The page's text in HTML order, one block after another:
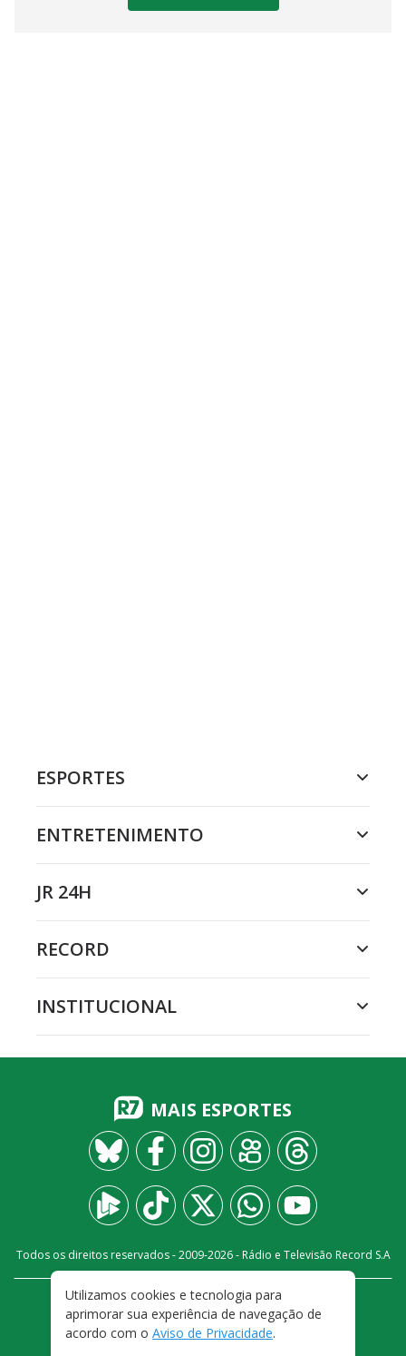
ESPORTES
ENTRETENIMENTO
JR 24H
RECORD
INSTITUCIONAL
MAIS ESPORTES
Todos os direitos reservados - 2009-2026- Rádio e Televisão Record S.A
FALE CONOSCO
PRIVACIDADE
TERMOS E CONDIÇÕES DE USO
Utilizamos cookies e tecnologia para
aprimorar sua experiência de navegação de
acordo com o Aviso de Privacidade.